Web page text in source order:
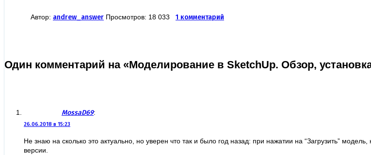
Автор: andrew_answer Просмотров: 18 033 1 комментарий
Один комментарий на «Моделирование в SketchUp. Обзор,
MossaD69:
26.06.2018 в 15:23
Не знаю на сколько это актуально, но уверен что так и было год назад: при нажатии на “Загрузить” модель,
версии.